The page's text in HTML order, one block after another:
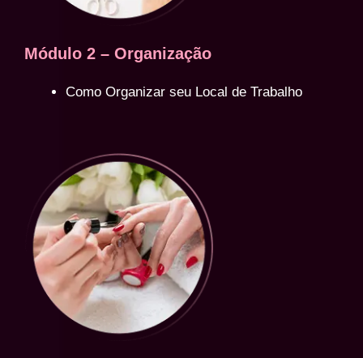
Módulo 2 – Organização
Como Organizar seu Local de Trabalho